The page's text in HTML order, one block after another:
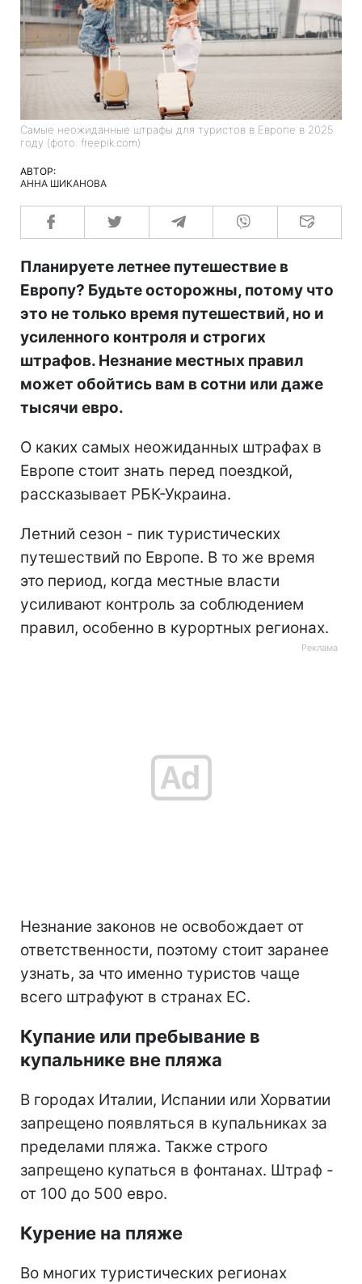
Самые неожиданные штрафы для туристов в Европе в 2025
году (фото: freepik.com)
АВТОР:
АННА ШИКАНОВА
Планируете летнее путешествие в
Европу? Будьте осторожны, потому что
это не только время путешествий, но и
усиленного контроля и строгих
штрафов. Незнание местных правил
может обойтись вам в сотни или даже
тысячи евро.
О каких самых неожиданных штрафах в
Европе стоит знать перед поездкой,
рассказывает РБК-Украина.
Летний сезон - пик туристических
путешествий по Европе. В то же время
это период, когда местные власти
усиливают контроль за соблюдением
правил, особенно в курортных регионах.
Незнание законов не освобождает от
ответственности, поэтому стоит заранее
узнать, за что именно туристов чаще
всего штрафуют в странах ЕС.
Купание или пребывание в
купальнике вне пляжа
В городах Италии, Испании или Хорватии
запрещено появляться в купальниках за
пределами пляжа. Также строго
запрещено купаться в фонтанах. Штраф -
от 100 до 500 евро.
Курение на пляже
Во многих туристических регионах